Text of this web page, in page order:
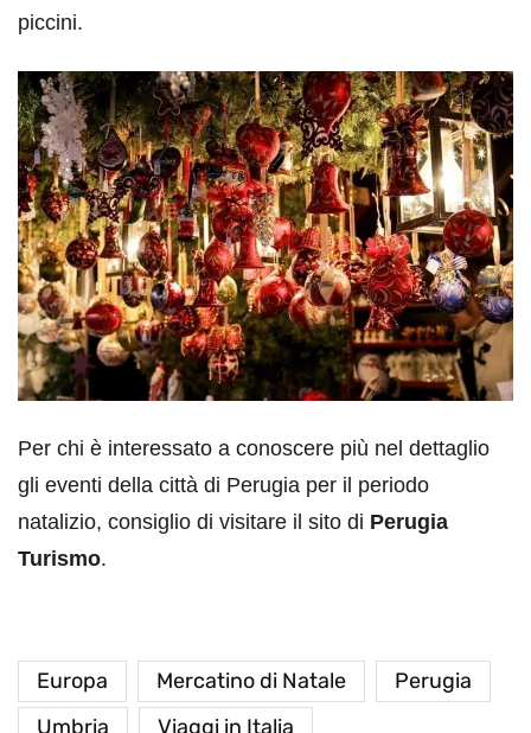
piccini.
Per chi è interessato a conoscere più nel dettaglio
gli eventi della città di Perugia per il periodo
natalizio, consiglio di visitare il sito di Perugia
Turismo.
Europa Mercatino di Natale
Perugia
Umbria
Viaggi in Italia